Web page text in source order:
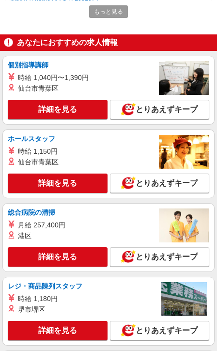
者研修 ・介護福祉士 など
昭島駅＊看護助手＊日払いOK！推し活の軍資
金も即ゲット◎
通費全支給(ガソリン代含む)＞
昭島市 最寄り駅：昭島
キープ 詳細を見る
株式会社kotrio /●SW-S-2096642
定員で即終了！時給2400円〜★昭島駅＊高級
老人ホームの看護師
時給2400円〜＜交通費全額支給(ガソリン代含
キープ 詳細を見る
株式会社kotrio /●TC-H-1908434
≪昭島駅／看護助手≫子育て世代活躍中！働き
時給1600円〜2250円 ＜日払い有/週払い有/交
通費全支給(ガソリン代含む)＞
昭島市 最寄り駅：昭島
キープ 詳細を見る
派遣社員
昭島駅｜家庭と両立できる＊デイサービス看護
師【夜勤なし】
もっと見る
あなたにおすすめの求人情報
個別指導講師
時給 1,040円〜1,390円
仙台市青葉区
詳細を見る とりあえずキープ
ホールスタッフ
時給 1,150円
仙台市青葉区
詳細を見る とりあえずキープ
総合病院の清掃
月給 257,400円
港区
詳細を見る とりあえずキープ
レジ・商品陳列スタッフ
時給 1,180円
堺市堺区
詳細を見る とりあえずキープ